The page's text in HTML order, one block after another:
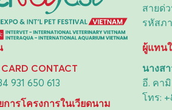
สายด่
รหัสภ
CONTACT
931 650 613
การโครงการในเวียดนาม
ผู้แทน
นางส
อี. คา
โทร: